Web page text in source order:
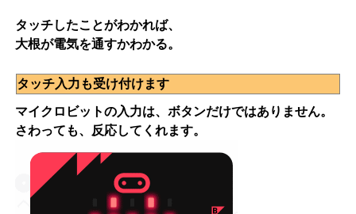
タッチしたことがわかれば、
大根が電気を通すかわかる。
タッチ入力も受け付けます
マイクロビットの入力は、ボタンだけではありません。
さわっても、反応してくれます。